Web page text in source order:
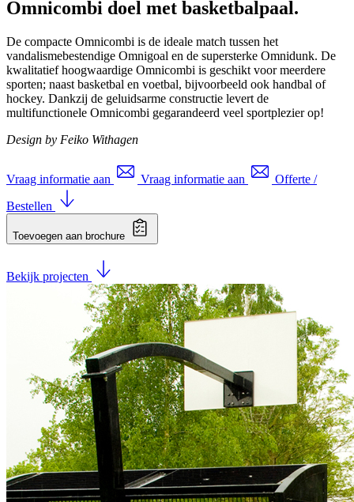
Omnicombi doel met basketbalpaal.
De compacte Omnicombi is de ideale match tussen het
vandalismebestendige Omnigoal en de supersterke Omnidunk. De
kwalitatief hoogwaardige Omnicombi is geschikt voor meerdere
sporten; naast basketbal en voetbal, bijvoorbeeld ook handbal of
hockey. Dankzij de geluidsarme constructie levert de
multifunctionele Omnicombi gegarandeerd veel sportplezier op!
Design by Feiko Withagen
Vraag informatie aan Vraag informatie aan
Offerte /
Bestellen
Toevoegen aan brochure
Bekijk projecten